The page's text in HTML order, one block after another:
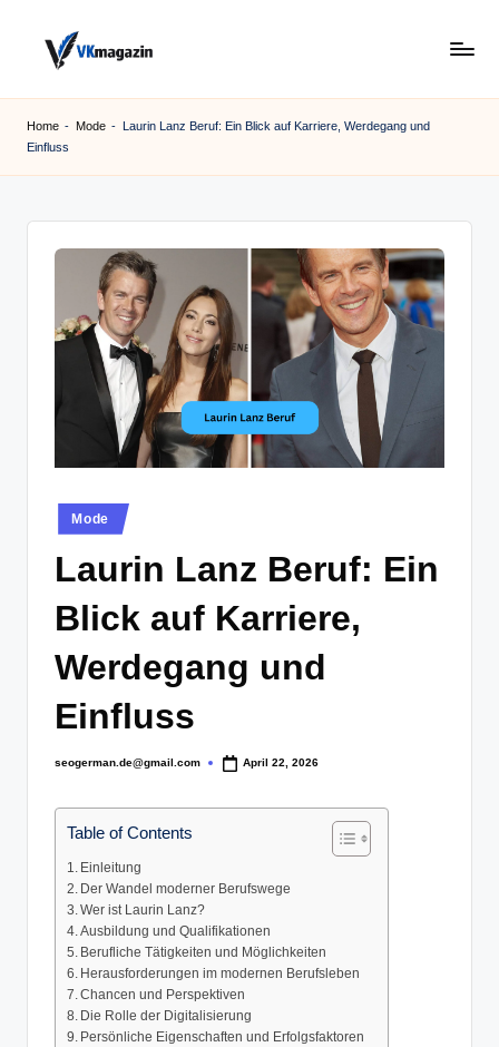
content
k
Home - Mode - Laurin Lanz Beruf: Ein Blick auf Karriere, Werdegang und
Einfluss
Posted
in
Mode
Laurin Lanz Beruf: Ein
Blick auf Karriere,
Werdegang und
Einfluss
Posted
seogerman.de@gmail.com April 22, 2026
Table of Contents
Einleitung
Der Wandel moderner Berufswege
Wer ist Laurin Lanz?
Ausbildung und Qualifikationen
Berufliche Tätigkeiten und Möglichkeiten
Herausforderungen im modernen Berufsleben
Chancen und Perspektiven
Die Rolle der Digitalisierung
Persönliche Eigenschaften und Erfolgsfaktoren